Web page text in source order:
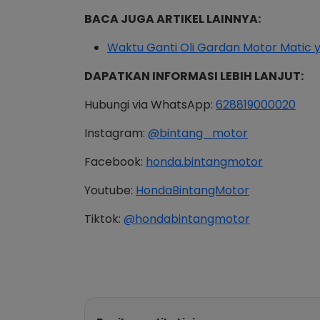
BACA JUGA ARTIKEL LAINNYA:
Waktu Ganti Oli Gardan Motor Matic
DAPATKAN INFORMASI LEBIH LANJUT:
Hubungi via WhatsApp: 628819000020
Instagram: @bintang_motor
Facebook: honda.bintangmotor
Youtube: HondaBintangMotor
Tiktok: @hondabintangmotor